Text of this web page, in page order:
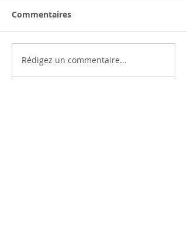
Commentaires
Rédigez un commentaire...